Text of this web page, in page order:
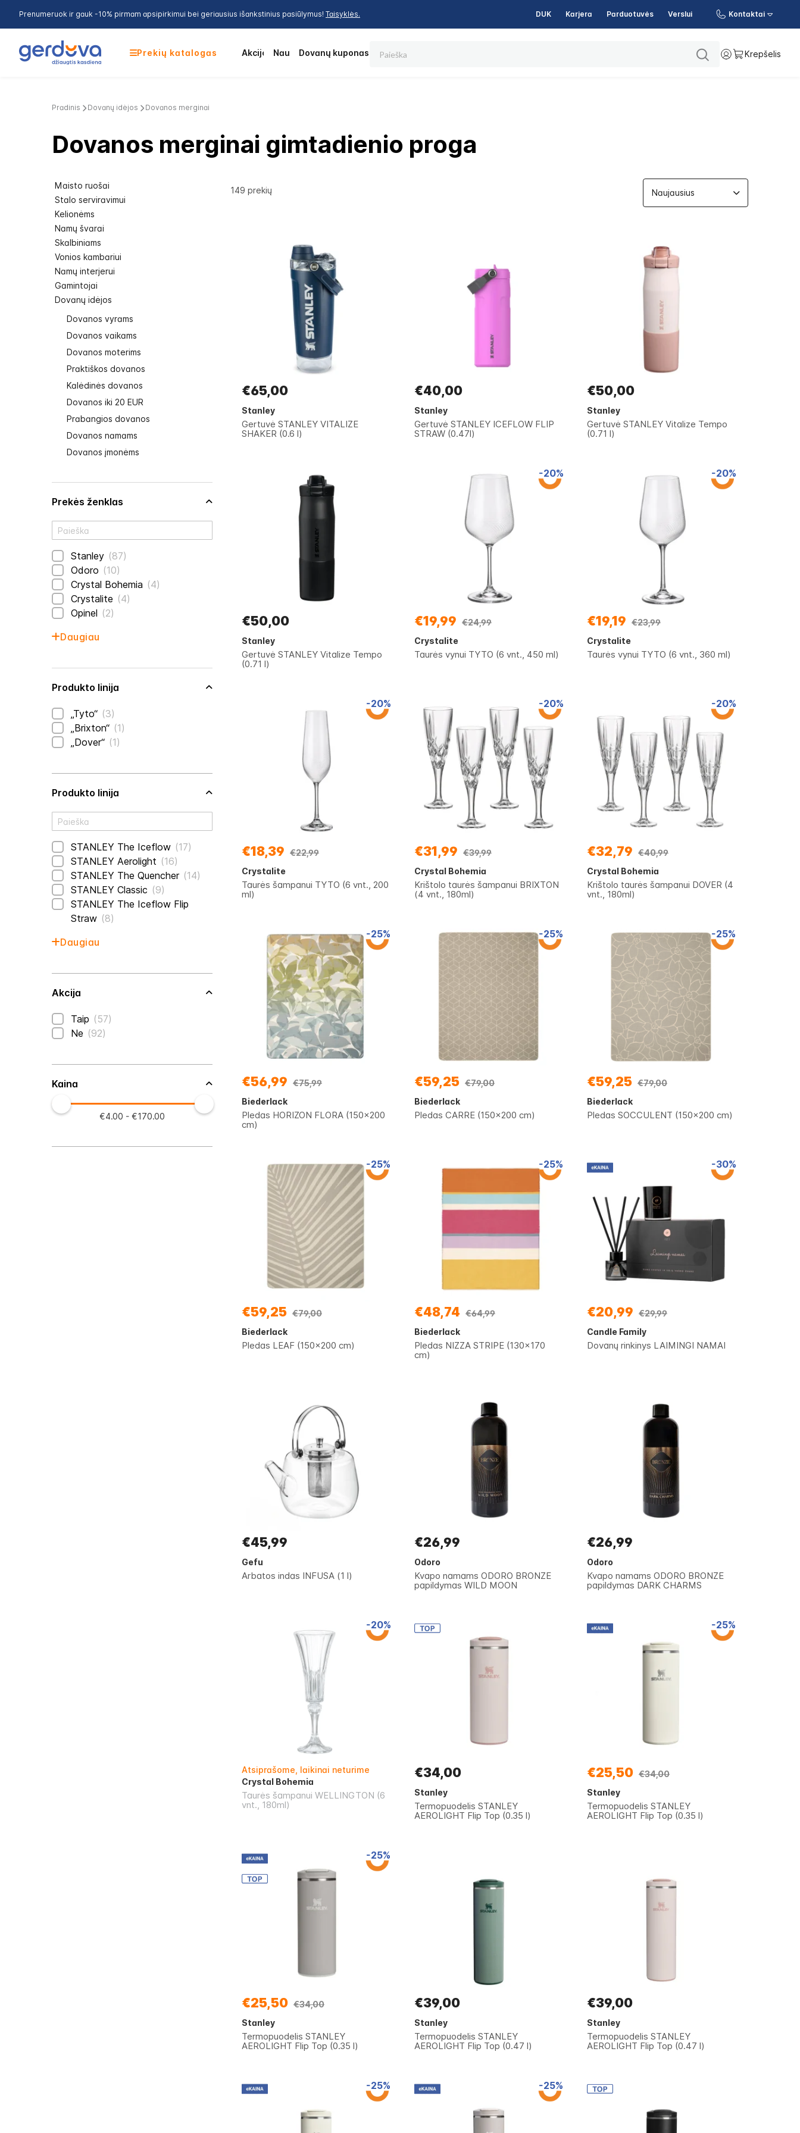
Prenumeruok ir gauk -10% pirmam apsipirkimui bei geriausius išankstinius pasiūlymus! Taisyklės. DUK Karjera Parduotuvės Verslui Kontaktai
Prekių katalogas Akcijos Nauja Dovanų kuponas Krepšelis
Pradinis Dovanų idėjos Dovanos merginai
Dovanos merginai gimtadienio proga
149 prekių
€65,00
Stanley
Gertuvė STANLEY VITALIZE
SHAKER (0.6 l)
€40,00
Stanley
Gertuvė STANLEY ICEFLOW FLIP
STRAW (0.47l)
€50,00
Stanley
Gertuvė STANLEY Vitalize Tempo
(0.71 l)
€50,00
Stanley
Gertuvė STANLEY Vitalize Tempo
(0.71 l)
-20%
€19,99 €24,99
Crystalite
Taurės vynui TYTO (6 vnt., 450 ml)
-20%
€19,19 €23,99
Crystalite
Taurės vynui TYTO (6 vnt., 360 ml)
-20%
€18,39 €22,99
Crystalite
Taurės šampanui TYTO (6 vnt., 200
ml)
-20%
€31,99 €39,99
Crystal Bohemia
Krištolo taurės šampanui BRIXTON
(4 vnt., 180ml)
-20%
€32,79 €40,99
Crystal Bohemia
Krištolo taurės šampanui DOVER (4
vnt., 180ml)
-25%
€56,99 €75,99
Biederlack
Pledas HORIZON FLORA (150x200
cm)
-25%
€59,25 €79,00
Biederlack
Pledas CARRE (150x200 cm)
-25%
€59,25 €79,00
Biederlack
Pledas SOCCULENT (150x200 cm)
-25%
€59,25 €79,00
Biederlack
Pledas LEAF (150x200 cm)
-25%
€48,74 €64,99
Biederlack
Pledas NIZZA STRIPE (130x170
cm)
-30%
€20,99 €29,99
Candle Family
Dovanų rinkinys LAIMINGI NAMAI
€45,99
Gefu
Arbatos indas INFUSA (1 l)
€26,99
Odoro
Kvapo namams ODORO BRONZE
papildymas WILD MOON
€26,99
Odoro
Kvapo namams ODORO BRONZE
papildymas DARK CHARMS
-20%
Atsiprašome, laikinai neturime
Crystal Bohemia
Taurės šampanui WELLINGTON (6
vnt., 180ml)
€34,00
Stanley
Termopuodelis STANLEY
AEROLIGHT Flip Top (0.35 l)
-25%
€25,50 €34,00
Stanley
Termopuodelis STANLEY
AEROLIGHT Flip Top (0.35 l)
-25%
€25,50 €34,00
Stanley
Termopuodelis STANLEY
AEROLIGHT Flip Top (0.35 l)
€39,00
Stanley
Termopuodelis STANLEY
AEROLIGHT Flip Top (0.47 l)
€39,00
Stanley
Termopuodelis STANLEY
AEROLIGHT Flip Top (0.47 l)
-25% -25%
Maisto ruošai
Stalo serviravimui
Kelionėms
Namų švarai
Skalbiniams
Vonios kambariui
Namų interjerui
Gamintojai
Dovanų idėjos
Dovanos vyrams
Dovanos vaikams
Dovanos moterims
Praktiškos dovanos
Kalėdinės dovanos
Dovanos iki 20 EUR
Prabangios dovanos
Dovanos namams
Dovanos įmonėms
Prekės ženklas
Stanley 87
prekės
Odoro
10
prekės
Crystal Bohemia
4
prekės
Crystalite
4
prekės
Opinel
2
prekės
Daugiau
Produkto linija
„Tyto“ 3
prekės
„Brixton“
1
prekė
„Dover“
1
prekė
Produkto linija
STANLEY The Iceflow 17
prekės
STANLEY Aerolight
16
prekės
STANLEY The Quencher
14
prekės
STANLEY Classic
9
prekės
STANLEY The Iceflow Flip
Straw
8
prekės
Daugiau
Akcija
Taip 57
prekės
Ne
92
prekės
Kaina
€4.00 - €170.00